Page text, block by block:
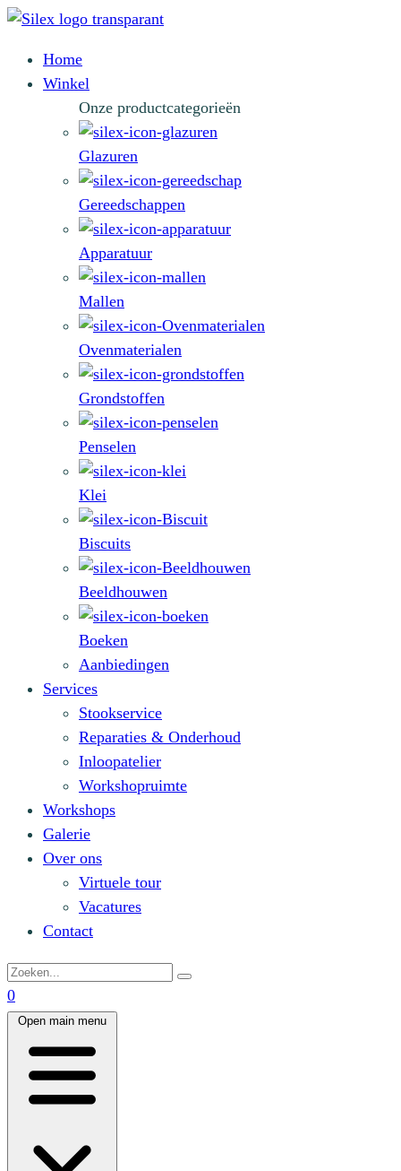
Home
Winkel
Onze productcategorieën
Glazuren
Gereedschappen
Apparatuur
Mallen
Ovenmaterialen
Grondstoffen
Penselen
Klei
Biscuits
Beeldhouwen
Boeken
Aanbiedingen
Services
Stookservice
Reparaties & Onderhoud
Inloopatelier
Workshopruimte
Workshops
Galerie
Over ons
Virtuele tour
Vacatures
Contact
0
Open main menu